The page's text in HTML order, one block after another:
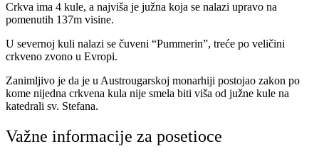
Crkva ima 4 kule, a najviša je južna koja se nalazi upravo na
pomenutih 137m visine.
U severnoj kuli nalazi se čuveni “Pummerin”, treće po veličini
crkveno zvono u Evropi.
Zanimljivo je da je u Austrougarskoj monarhiji postojao zakon po
kome nijedna crkvena kula nije smela biti viša od južne kule na
katedrali sv. Stefana.
Važne informacije za posetioce